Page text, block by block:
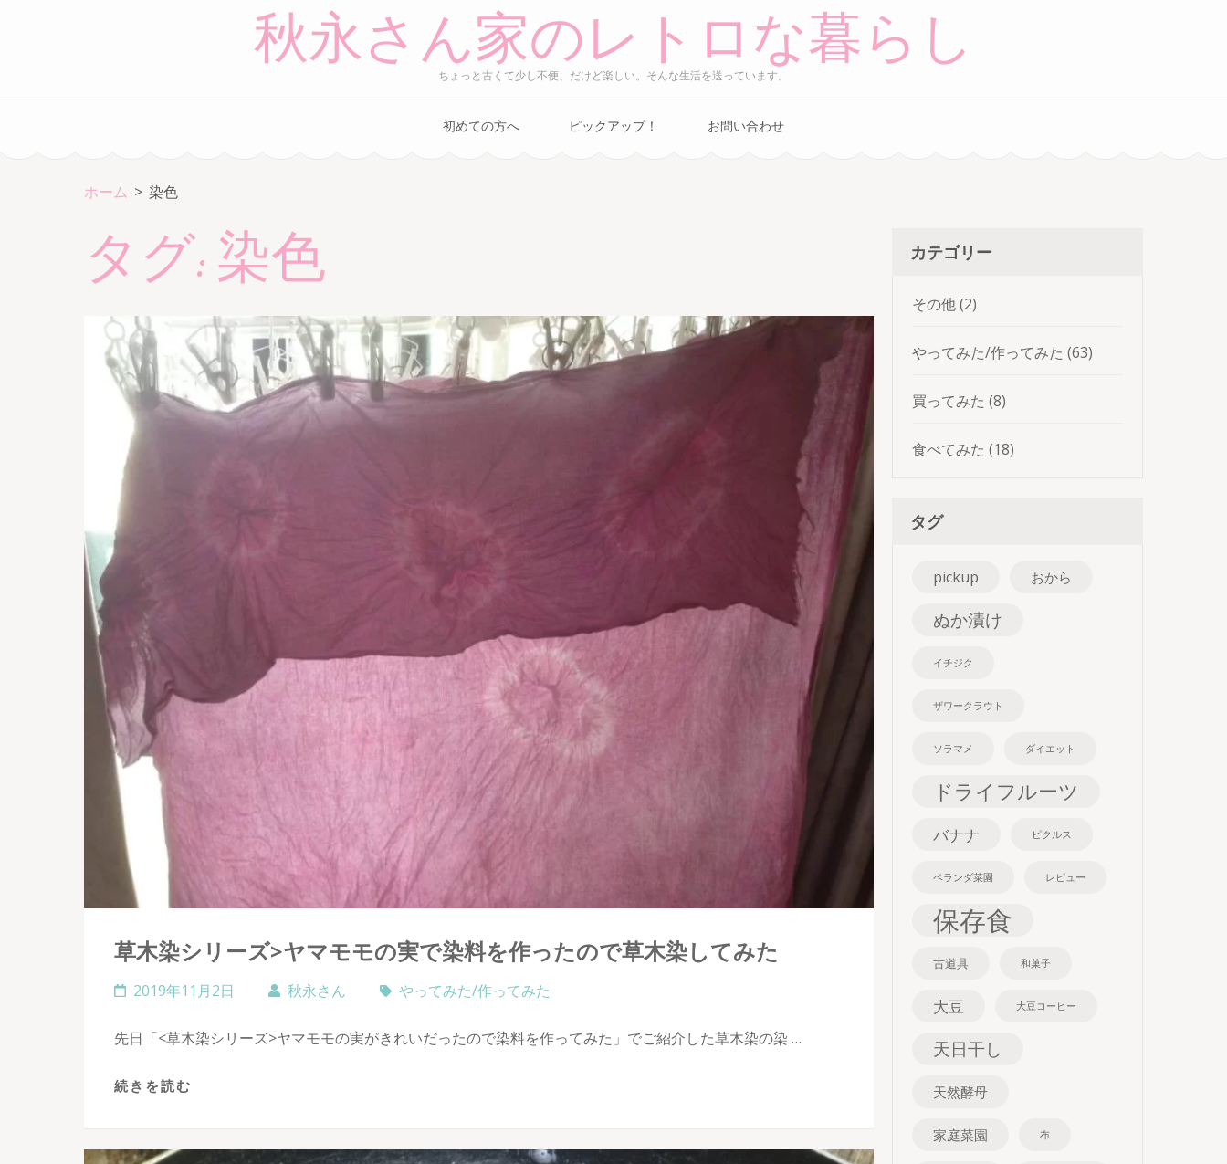
秋永さん家のレトロな暮らし
ちょっと古くて少し不便、だけど楽しい。そんな生活を送っています。
初めての方へ ピックアップ！ お問い合わせ
ホーム > 染色
タグ: 染色
草木染シリーズ>ヤマモモの実で染料を作ったので草木染してみた
2019年11月2日 秋永さん やってみた/作ってみた
先日「<草木染シリーズ>ヤマモモの実がきれいだったので染料を作ってみた」でご紹介した草木染の染 …
続きを読む
カテゴリー
その他(2)
やってみた/作ってみた (63)
買ってみた (8)
食べてみた (18)
タグ
pickup おから
ぬか漬け
イチジク
ザワークラウト
ソラマメ ダイエット
ドライフルーツ
バナナ ピクルス
ベランダ菜園 レビュー
保存食
古道具 和菓子
大豆 大豆コーヒー
天日干し
天然酵母
家庭菜園 布